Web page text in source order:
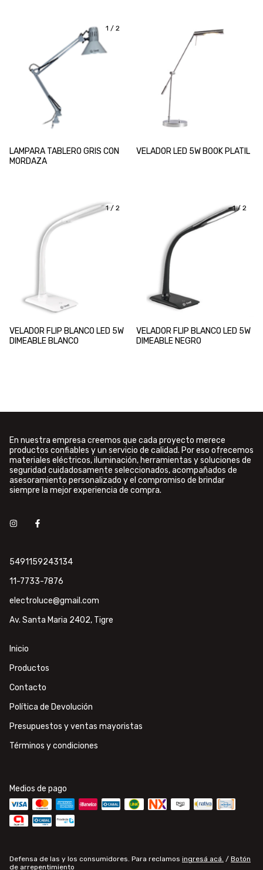
1 / 2
LAMPARA TABLERO GRIS CON
MORDAZA
VELADOR LED 5W BOOK PLATIL
1/ 2
VELADOR FLIP BLANCO LED 5W
DIMEABLE BLANCO
1/ 2
VELADOR FLIP BLANCO LED 5W
DIMEABLE NEGRO
En nuestra empresa creemos que cada proyecto merece
productos confiables y un servicio de calidad. Por eso ofrecemos
materiales eléctricos, iluminación, herramientas y soluciones de
seguridad cuidadosamente seleccionados, acompañados de
asesoramiento personalizado y el compromiso de brindar
siempre la mejor experiencia de compra.
5491159243134
11-7733-7876
electroluce@gmail.com
Av. Santa Maria 2402, Tigre
Inicio
Productos
Contacto
Política de Devolución
Presupuestos y ventas mayoristas
Términos y condiciones
Medios de pago
Defensa de las y los consumidores. Para reclamos ingresá acá. / Botón
de arrepentimiento